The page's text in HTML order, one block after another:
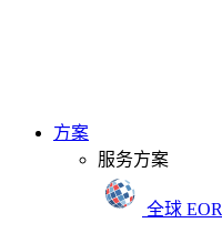
方案
服务方案
全球 EOR